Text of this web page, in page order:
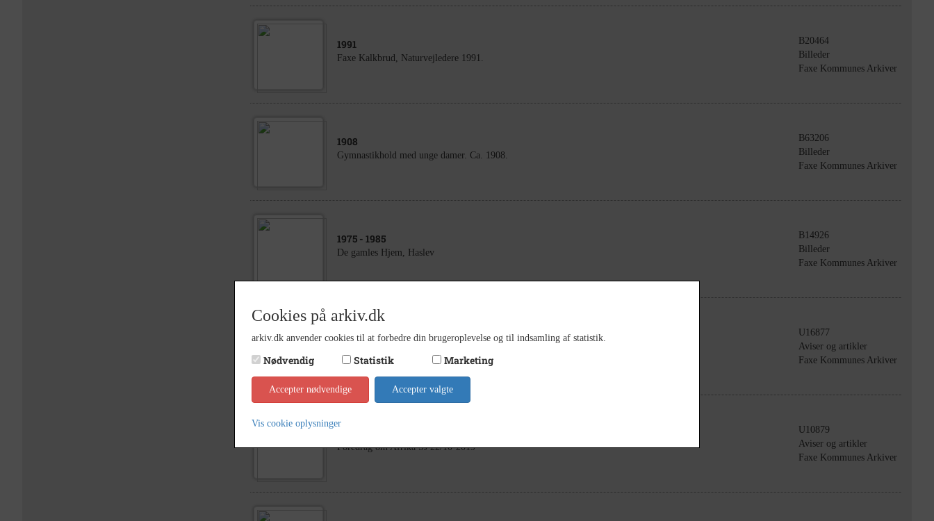
1991
Faxe Kalkbrud, Naturvejledere 1991.
B20464
Billeder
Faxe Kommunes Arkiver
1908
Gymnastikhold med unge damer. Ca. 1908.
B63206
Billeder
Faxe Kommunes Arkiver
1975 - 1985
De gamles Hjem, Haslev
B14926
Billeder
Faxe Kommunes Arkiver
2023
U16877
Aviser og artikler
Faxe Kommunes Arkiver
Foredrag om Afrika SJ 22/10-2019
U10879
Aviser og artikler
Faxe Kommunes Arkiver
Cookies på arkiv.dk
arkiv.dk anvender cookies til at forbedre din brugeroplevelse og til indsamling af statistik.
Nødvendig Statistik Marketing
Accepter nødvendige Accepter valgte
Vis cookie oplysninger